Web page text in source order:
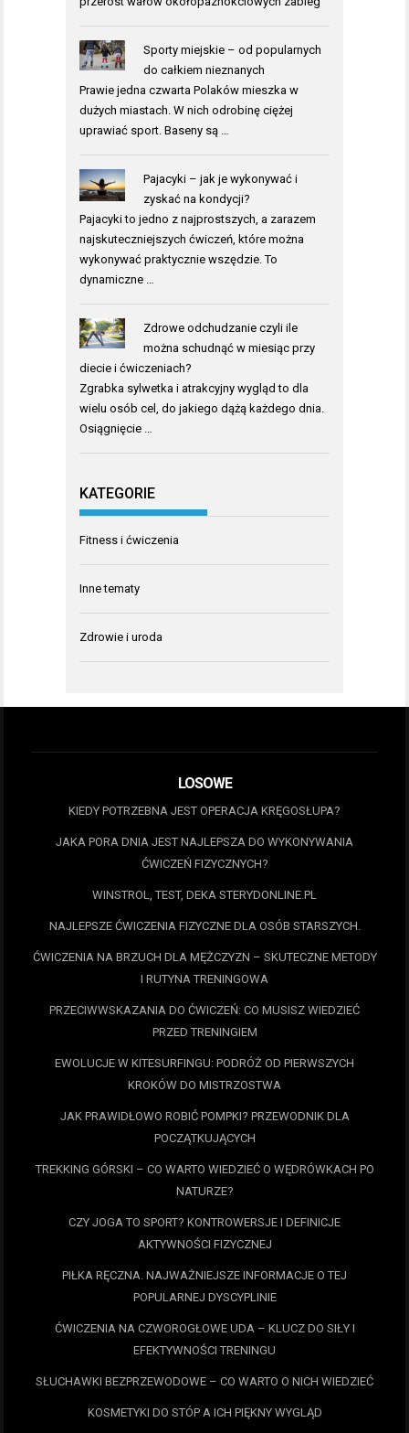
Sporty miejskie – od popularnych
do całkiem nieznanych
Prawie jedna czwarta Polaków mieszka w
dużych miastach. W nich odrobinę ciężej
uprawiać sport. Baseny są …
Pajacyki – jak je wykonywać i
zyskać na kondycji?
Pajacyki to jedno z najprostszych, a zarazem
najskuteczniejszych ćwiczeń, które można
wykonywać praktycznie wszędzie. To
dynamiczne …
Zdrowe odchudzanie czyli ile
można schudnąć w miesiąc przy
diecie i ćwiczeniach?
Zgrabka sylwetka i atrakcyjny wygląd to dla
wielu osób cel, do jakiego dążą każdego dnia.
Osiągnięcie …
KATEGORIE
Fitness i ćwiczenia
Inne tematy
Zdrowie i uroda
LOSOWE
KIEDY POTRZEBNA JEST OPERACJA KRĘGOSŁUPA?
JAKA PORA DNIA JEST NAJLEPSZA DO WYKONYWANIA
ĆWICZEŃ FIZYCZNYCH?
WINSTROL, TEST, DEKA STERYDONLINE.PL
NAJLEPSZE ĆWICZENIA FIZYCZNE DLA OSÓB STARSZYCH.
ĆWICZENIA NA BRZUCH DLA MĘŻCZYZN – SKUTECZNE METODY
I RUTYNA TRENINGOWA
PRZECIWWSKAZANIA DO ĆWICZEŃ: CO MUSISZ WIEDZIEĆ
PRZED TRENINGIEM
EWOLUCJE W KITESURFINGU: PODRÓŻ OD PIERWSZYCH
KROKÓW DO MISTRZOSTWA
JAK PRAWIDŁOWO ROBIĆ POMPKI? PRZEWODNIK DLA
POCZĄTKUJĄCYCH
TREKKING GÓRSKI – CO WARTO WIEDZIEĆ O WĘDRÓWKACH PO
NATURZE?
CZY JOGA TO SPORT? KONTROWERSJE I DEFINICJE
AKTYWNOŚCI FIZYCZNEJ
PIŁKA RĘCZNA. NAJWAŻNIEJSZE INFORMACJE O TEJ
POPULARNEJ DYSCYPLINIE
ĆWICZENIA NA CZWOROGŁOWE UDA – KLUCZ DO SIŁY I
EFEKTYWNOŚCI TRENINGU
SŁUCHAWKI BEZPRZEWODOWE – CO WARTO O NICH WIEDZIEĆ
KOSMETYKI DO STÓP A ICH PIĘKNY WYGLĄD